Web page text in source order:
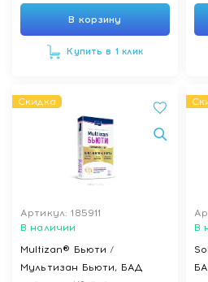
В корзину
Купить в 1 клик
Скидка
Артикул: 185911
В наличии
Multizan® Бьюти /
Мультизан Бьюти, БАД
В